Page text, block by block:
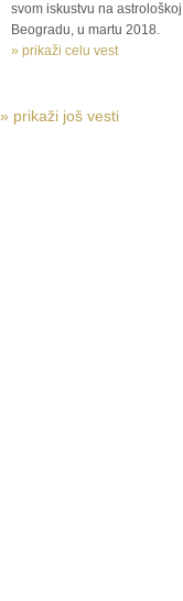
svom iskustvu na
Beogradu, u martu 2018.
» prikaži celu vest
» prikaži još vesti